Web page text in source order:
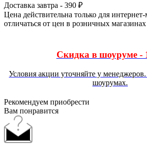
Доставка завтра - 390 ₽
Цена действительна только для
отличаться от цен в розничных магазинах
Скидка в шоуруме -
Условия акции уточняйте у
шоурумах.
Рекомендуем приобрести
Вам понравится